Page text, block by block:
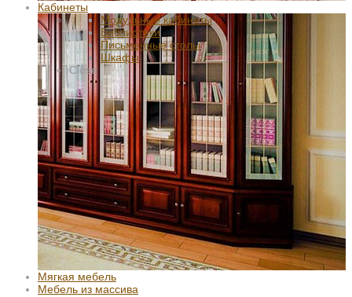
Кабинеты
Модульные кабинеты
Библиотеки
Письменные столы
Шкафы
Close
Мягкая мебель
Мебель из массива